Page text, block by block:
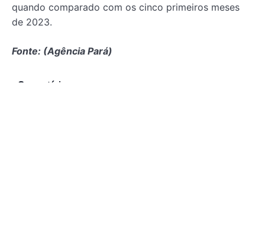
quando comparado com os cinco primeiros meses
de 2023.
Fonte: (Agência Pará)
Comentários